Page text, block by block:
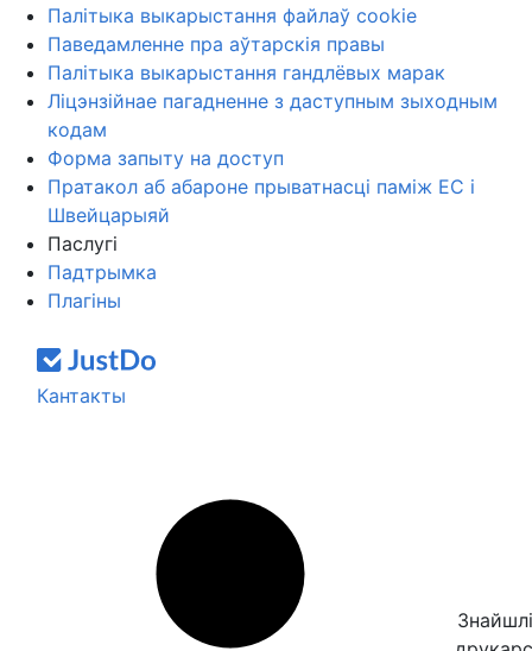
Палітыка выкарыстання файлаў cookie
Паведамленне пра аўтарскія правы
Палітыка выкарыстання гандлёвых марак
Ліцэнзійнае пагадненне з даступным зыходным
кодам
Форма запыту на доступ
Пратакол аб абароне прыватнасці паміж ЕС і
Швейцарыяй
Паслугі
Падтрымка
Плагіны
Кантакты